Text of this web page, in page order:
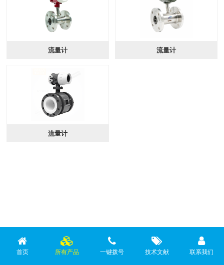
流量计 流量计
流量计
首页 所有产品 一键拨号 技术文献 联系我们